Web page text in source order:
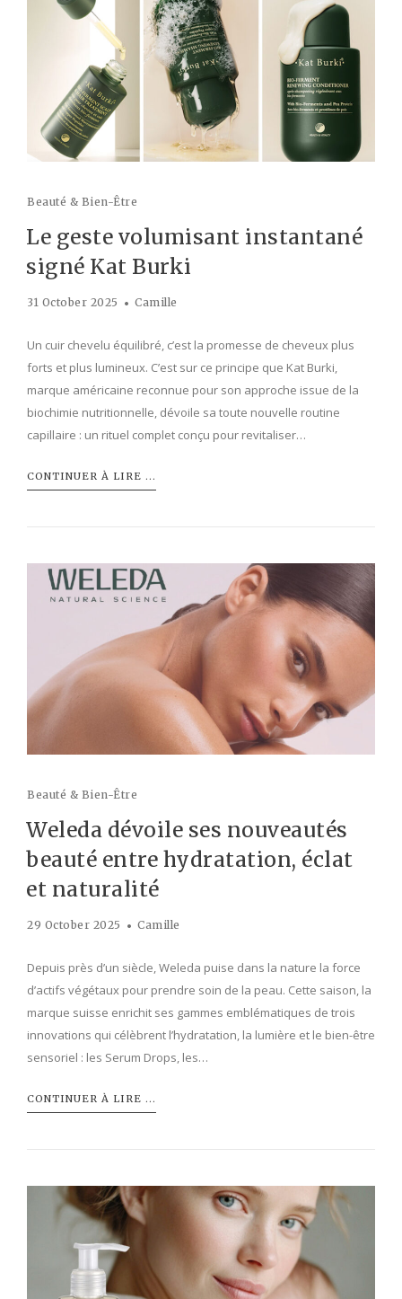
Beauté & Bien-Être
Le geste volumisant instantané
signé Kat Burki
31 October 2025 Camille
Un cuir chevelu équilibré, c’est la promesse de cheveux plus
forts et plus lumineux. C’est sur ce principe que Kat Burki,
marque américaine reconnue pour son approche issue de la
biochimie nutritionnelle, dévoile sa toute nouvelle routine
capillaire : un rituel complet conçu pour revitaliser…
CONTINUER À LIRE ...
Beauté & Bien-Être
Weleda dévoile ses nouveautés
beauté entre hydratation, éclat
et naturalité
29 October 2025 Camille
Depuis près d’un siècle, Weleda puise dans la nature la force
d’actifs végétaux pour prendre soin de la peau. Cette saison, la
marque suisse enrichit ses gammes emblématiques de trois
innovations qui célèbrent l’hydratation, la lumière et le bien-être
sensoriel : les Serum Drops, les…
CONTINUER À LIRE ...